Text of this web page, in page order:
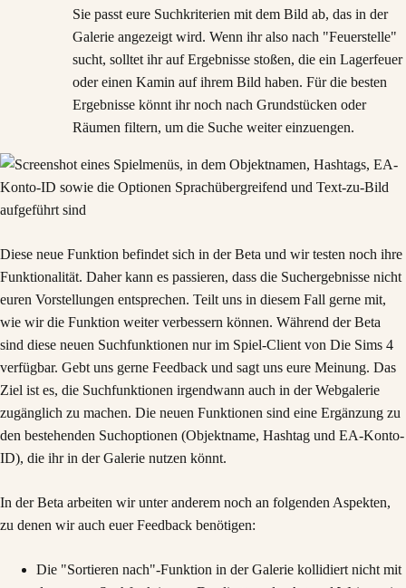
Sie passt eure Suchkriterien mit dem Bild ab, das in der
Galerie angezeigt wird. Wenn ihr also nach "Feuerstelle"
sucht, solltet ihr auf Ergebnisse stoßen, die ein Lagerfeuer
oder einen Kamin auf ihrem Bild haben. Für die besten
Ergebnisse könnt ihr noch nach Grundstücken oder
Räumen filtern, um die Suche weiter einzuengen.
Diese neue Funktion befindet sich in der Beta und wir testen noch ihre
Funktionalität. Daher kann es passieren, dass die Suchergebnisse nicht
euren Vorstellungen entsprechen. Teilt uns in diesem Fall gerne mit,
wie wir die Funktion weiter verbessern können. Während der Beta
sind diese neuen Suchfunktionen nur im Spiel-Client von Die Sims 4
verfügbar. Gebt uns gerne Feedback und sagt uns eure Meinung. Das
Ziel ist es, die Suchfunktionen irgendwann auch in der Webgalerie
zugänglich zu machen. Die neuen Funktionen sind eine Ergänzung zu
den bestehenden Suchoptionen (Objektname, Hashtag und EA-Konto-
ID), die ihr in der Galerie nutzen könnt.
In der Beta arbeiten wir unter anderem noch an folgenden Aspekten,
zu denen wir auch euer Feedback benötigen:
Die "Sortieren nach"-Funktion in der Galerie kollidiert nicht mit